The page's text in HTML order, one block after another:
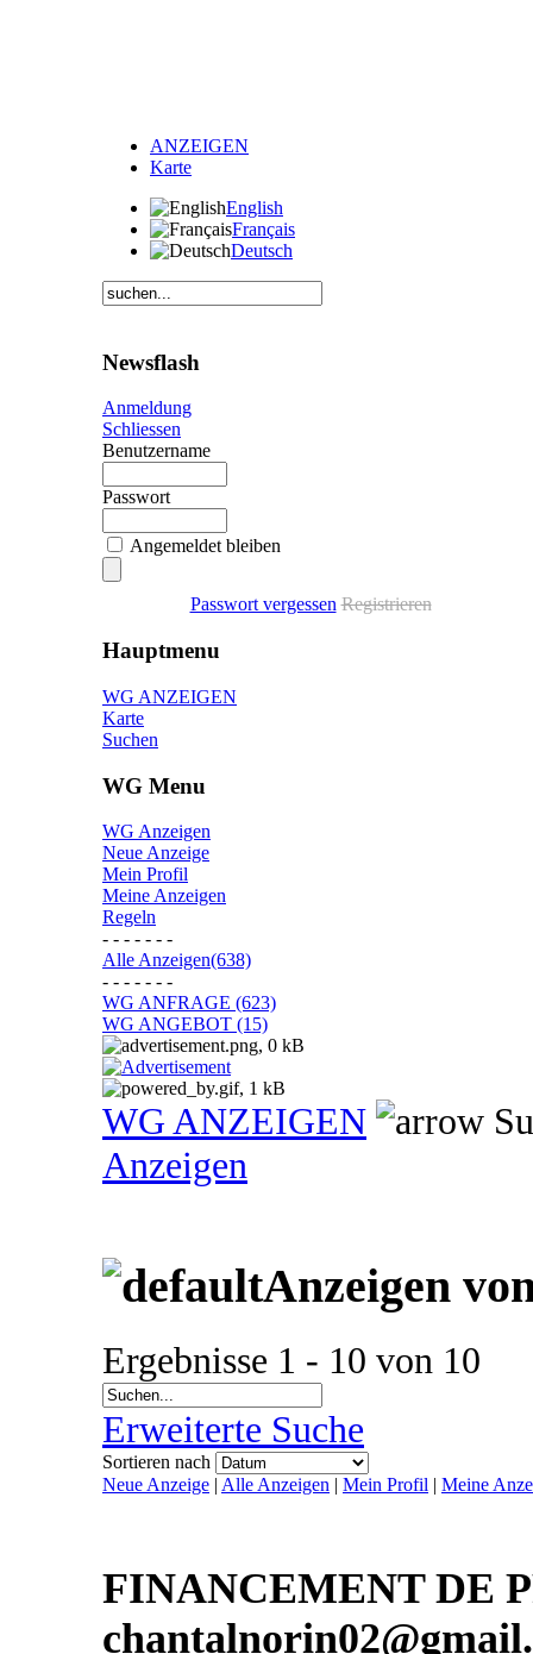
ANZEIGEN
Karte
English
Français
Deutsch
Newsflash
Anmeldung
Schliessen
Benutzername
Passwort
Angemeldet bleiben
Passwort vergessen Registrieren
Hauptmenu
WG ANZEIGEN
Karte
Suchen
WG Menu
WG Anzeigen
Neue Anzeige
Mein Profil
Meine Anzeigen
Regeln
- - - - - - -
Alle Anzeigen(638)
- - - - - - -
WG ANFRAGE (623)
WG ANGEBOT (15)
WG ANZEIGEN
Anzeigen
Anzeigen
Ergebnisse 1 - 10 von 10
Erweiterte Suche
Sortieren nach
Neue Anzeige | Alle Anzeigen | Mein Profil | Meine
FINANCEMENT DE